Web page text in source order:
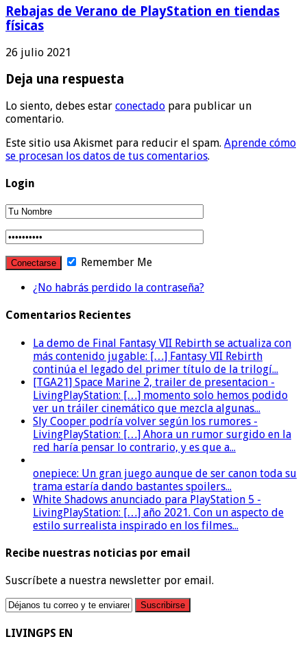
Rebajas de Verano de PlayStation en tiendas
físicas
26 julio 2021
Deja una respuesta
Lo siento, debes estar conectado para publicar un
comentario.
Este sitio usa Akismet para reducir el spam. Aprende cómo
se procesan los datos de tus comentarios.
Login
Remember Me
¿No habrás perdido la contraseña?
Comentarios Recientes
La demo de Final Fantasy VII Rebirth se actualiza con
más contenido jugable: […] Fantasy VII Rebirth
continúa el legado del primer título de la trilogí...
[TGA21] Space Marine 2, trailer de presentacion -
LivingPlayStation: […] momento solo hemos podido
ver un tráiler cinemático que mezcla algunas...
Sly Cooper podría volver según los rumores -
LivingPlayStation: […] Ahora un rumor surgido en la
red haría pensar lo contrario, y es que a...
onepiece: Un gran juego aunque de ser canon toda su
trama estaría dando bastantes spoilers...
White Shadows anunciado para PlayStation 5 -
LivingPlayStation: […] año 2021. Con un aspecto de
estilo surrealista inspirado en los filmes...
Recibe nuestras noticias por email
Suscríbete a nuestra newsletter por email.
LIVINGPS EN